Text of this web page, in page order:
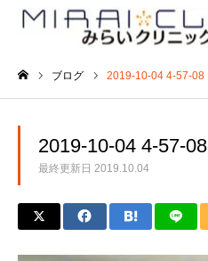
ブログ 2019-10-04 4-57-08
2019-10-04 4-57-08
最終更新日 2019.10.04